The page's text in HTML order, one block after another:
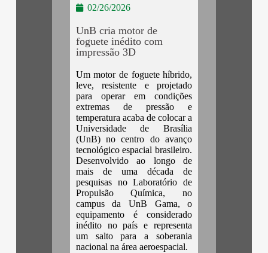
02/26/2026
UnB cria motor de
foguete inédito com
impressão 3D
Um motor de foguete híbrido,
leve, resistente e projetado
para operar em condições
extremas de pressão e
temperatura acaba de colocar a
Universidade de Brasília
(UnB) no centro do avanço
tecnológico espacial brasileiro.
Desenvolvido ao longo de
mais de uma década de
pesquisas no Laboratório de
Propulsão Química, no
campus da UnB Gama, o
equipamento é considerado
inédito no país e representa
um salto para a soberania
nacional na área aeroespacial.